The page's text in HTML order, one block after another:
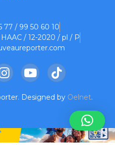
77 / 99 50 60 10
/ 12-2020 / pl / P
InstagramYouTubeTikTok
Designed by Oelnet.